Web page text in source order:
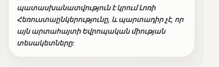
պատասխանատվություն է կրում Լոռի
Հեռուստաընկերությունը, և պարտադիր չէ, որ
այն արտահայտի Եվրոպական միության
տեսակետները: